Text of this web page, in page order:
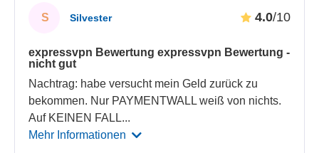
S Silvester 4.0/10
expressvpn Bewertung expressvpn Bewertung -
nicht gut
Nachtrag: habe versucht mein Geld zurück zu
bekommen. Nur PAYMENTWALL weiß von nichts.
Auf KEINEN FALL...
Mehr Informationen